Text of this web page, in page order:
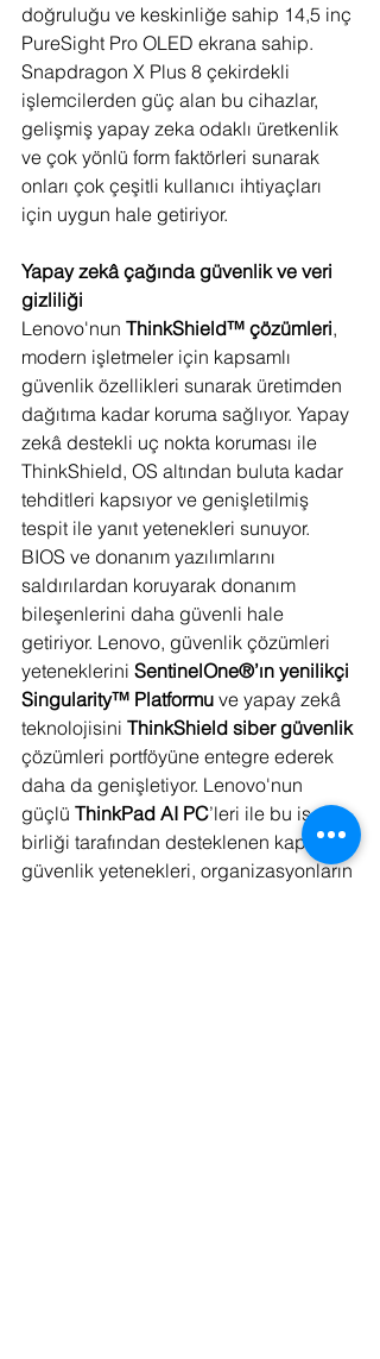
doğruluğu ve keskinliğe sahip 14,5 inç
PureSight Pro OLED ekrana sahip.
Snapdragon X Plus 8 çekirdekli
işlemcilerden güç alan bu cihazlar,
gelişmiş yapay zeka odaklı üretkenlik
ve çok yönlü form faktörleri sunarak
onları çok çeşitli kullanıcı ihtiyaçları
için uygun hale getiriyor.
Yapay zekâ çağında güvenlik ve veri
gizliliği
Lenovo'nun ThinkShield™ çözümleri,
modern işletmeler için kapsamlı
güvenlik özellikleri sunarak üretimden
dağıtıma kadar koruma sağlıyor. Yapay
zekâ destekli uç nokta koruması ile
ThinkShield, OS altından buluta kadar
tehditleri kapsıyor ve genişletilmiş
tespit ile yanıt yetenekleri sunuyor.
BIOS ve donanım yazılımlarını
saldırılardan koruyarak donanım
bileşenlerini daha güvenli hale
getiriyor. Lenovo, güvenlik çözümleri
yeteneklerini SentinelOne®’ın yenilikçi
Singularity™ Platformu ve yapay zekâ
teknolojisini ThinkShield siber güvenlik
çözümleri portföyüne entegre ederek
daha da genişletiyor. Lenovo'nun
güçlü ThinkPad AI PC’leri ile bu iş
birliği tarafından desteklenen kapsamlı
güvenlik yetenekleri, organizasyonların